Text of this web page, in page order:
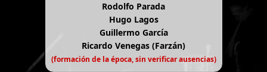
Rodolfo Parada
Hugo Lagos
Guillermo García
Ricardo Venegas (Farzán)
(formación de la época, sin verificar ausencias)